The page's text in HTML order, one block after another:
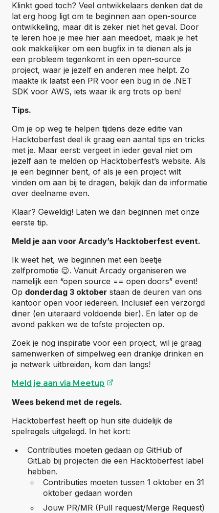
Klinkt goed toch? Veel ontwikkelaars denken dat de
lat erg hoog ligt om te beginnen aan open-source
ontwikkeling, maar dit is zeker niet het geval. Door
te leren hoe je mee hier aan meedoet, maak je het
ook makkelijker om een bugfix in te dienen als je
een probleem tegenkomt in een open-source
project, waar je jezelf en anderen mee helpt. Zo
maakte ik laatst een PR voor een bug in de .NET
SDK voor AWS, iets waar ik erg trots op ben!
Tips.
Om je op weg te helpen tijdens deze editie van
Hacktoberfest deel ik graag een aantal tips en tricks
met je. Maar eerst: vergeet in ieder geval niet om
jezelf aan te melden op Hacktoberfest’s website. Als
je een beginner bent, of als je een project wilt
vinden om aan bij te dragen, bekijk dan de informatie
over deelname even.
Klaar? Geweldig! Laten we dan beginnen met onze
eerste tip.
Meld je aan voor Arcady’s Hacktoberfest event.
Ik weet het, we beginnen met een beetje
zelfpromotie 😉. Vanuit Arcady organiseren we
namelijk een “open source == open doors” event!
Op donderdag 3 oktober staan de deuren van ons
kantoor open voor iedereen. Inclusief een verzorgd
diner (en uiteraard voldoende bier). En later op de
avond pakken we de tofste projecten op.
Zoek je nog inspiratie voor een project, wil je graag
samenwerken of simpelweg een drankje drinken en
je netwerk uitbreiden, kom dan langs!
Meld je aan via Meetup
Wees bekend met de regels.
Hacktoberfest heeft op hun site duidelijk de
spelregels uitgelegd. In het kort:
Contributies moeten gedaan op GitHub of
GitLab bij projecten die een Hacktoberfest label
hebben.
Contributies moeten tussen 1 oktober en 31
oktober gedaan worden
Jouw PR/MR (Pull request/Merge Request)